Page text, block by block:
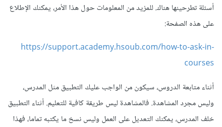
أسئلة تطرحينها هناك. للمزيد من المعلومات حول هذا الأمر، يمكنك الإطلاع
على هذه الصفحة:
https://support.academy.hsoub.com/how-to-ask-in-
courses
أثناء متابعة الدروس، سيكون من الواجب عليك التطبيق مثل المدرس،
وليس مجرد المشاهدة. فالمشاهدة ليس طريقة كافية للتعليم. أثناء التطبيق
خلف المدرس، يمكنك التعديل على العمل وليس نسخ ما يكتبه تماما، فهذا